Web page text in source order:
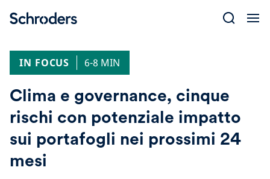
IN FOCUS
6-8 MIN
Clima e governance, cinque
rischi con potenziale impatto
sui portafogli nei prossimi 24
mesi